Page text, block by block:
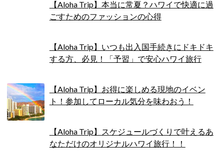
【Aloha Trip】本当に常夏？ハワイで快適に過
ごすためのファッションの心得
【Aloha Trip】いつも出入国手続きにドキドキ
する方、必見！「予習」で安心ハワイ旅行
【Aloha Trip】お得に楽しめる現地のイベン
ト！参加してローカル気分を味わおう！
【Aloha Trip】スケジュールづくりで叶えるあ
なただけのオリジナルハワイ旅行！！